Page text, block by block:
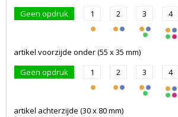
Geen opdruk
1 2 3 4
artikel voorzijde onder (55 x 35 mm)
Geen opdruk
1 2 3 4
artikel achterzijde (30 x 80 mm)